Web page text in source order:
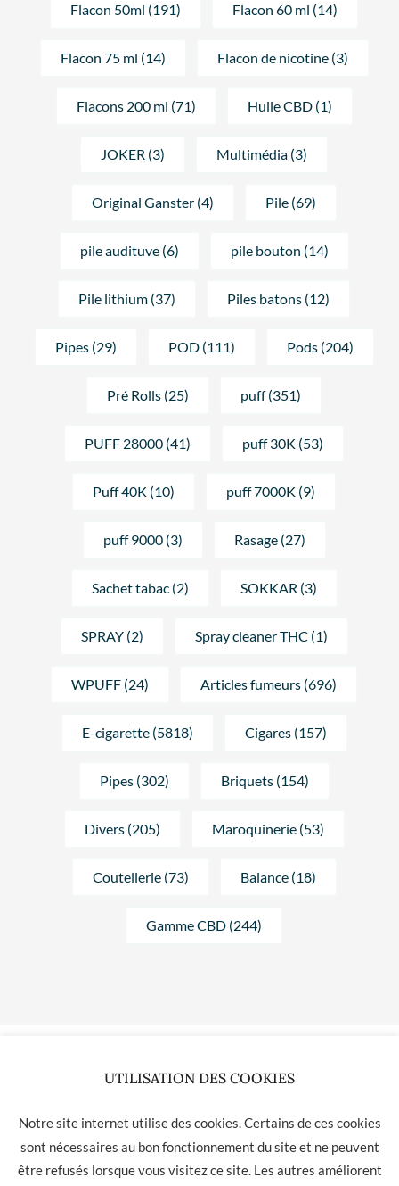
Flacon 50ml (191) Flacon 60 ml (14)
Flacon 75 ml (14) Flacon de nicotine (3)
Flacons 200 ml (71) Huile CBD (1)
JOKER (3) Multimédia (3)
Original Ganster (4) Pile (69)
pile audituve (6) pile bouton (14)
Pile lithium (37) Piles batons (12)
Pipes (29) POD (111) Pods (204)
Pré Rolls (25) puff (351)
PUFF 28000 (41) puff 30K (53)
Puff 40K (10) puff 7000K (9)
puff 9000 (3) Rasage (27)
Sachet tabac (2) SOKKAR (3)
SPRAY (2) Spray cleaner THC (1)
WPUFF (24) Articles fumeurs (696)
E-cigarette (5818) Cigares (157)
Pipes (302) Briquets (154)
Divers (205) Maroquinerie (53)
Coutellerie (73) Balance (18)
Gamme CBD (244)
Aucun produit ne correspond à votre sélection.
UTILISATION DES COOKIES
Notre site internet utilise des cookies. Certains de ces cookies
sont nécessaires au bon fonctionnement du site et ne peuvent
être refusés lorsque vous visitez ce site. Les autres améliorent